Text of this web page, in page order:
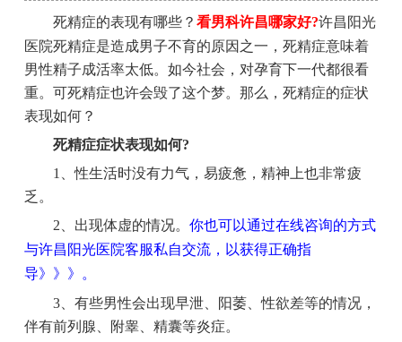
死精症的表现有哪些？ 看男科许昌哪家好?许昌阳光
医院死精症是造成男子不育的原因之一，死精症意味着
男性精子成活率太低。如今社会，对孕育下一代都很看
重。可死精症也许会毁了这个梦。那么，死精症的症状
表现如何？
死精症症状表现如何?
1、性生活时没有力气，易疲惫，精神上也非常疲
乏。
2、出现体虚的情况。 你也可以通过在线咨询的方式
与许昌阳光医院客服私自交流，以获得正确指
导》》》。
3、有些男性会出现早泄、阳萎、性欲差等的情况，
伴有前列腺、附睾、精囊等炎症。